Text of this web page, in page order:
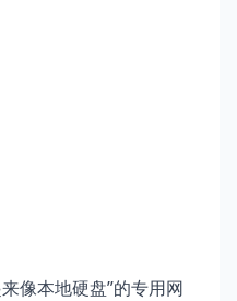
像本地硬盘”的专用网